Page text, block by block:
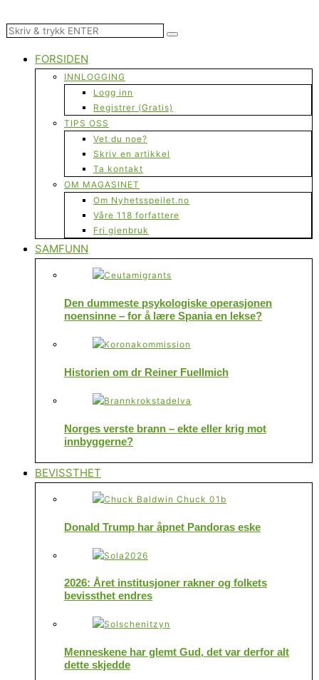
FORSIDEN
INNLOGGING
Logg inn
Registrer (Gratis)
TIPS OSS
Vet du noe?
Skriv en artikkel
Ta kontakt
OM MAGASINET
Om Nyhetsspeilet.no
Våre 118 forfattere
Fri gjenbruk
SAMFUNN
Den dummeste psykologiske operasjonen
noensinne – for å lære Spania en lekse?
Historien om dr Reiner Fuellmich
Norges verste brann – ekte eller krig mot
innbyggerne?
BEVISSTHET
Donald Trump har åpnet Pandoras eske
2026: Året institusjoner rakner og folkets
bevissthet endres
Menneskene har glemt Gud, det var derfor alt
dette skjedde